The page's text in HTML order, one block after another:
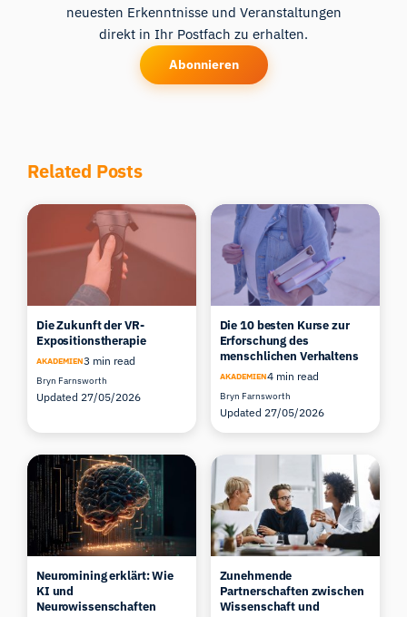
neuesten Erkenntnisse und Veranstaltungen
direkt in Ihr Postfach zu erhalten.
Abonnieren
Related Posts
Die Zukunft der VR-
Expositionstherapie
AKADEMIEN3 min read
Bryn Farnsworth
Updated 27/05/2026
Die 10 besten Kurse zur
Erforschung des
menschlichen Verhaltens
AKADEMIEN4 min read
Bryn Farnsworth
Updated 27/05/2026
Neuromining erklärt: Wie
KI und
Neurowissenschaften
Zunehmende
Partnerschaften zwischen
Wissenschaft und